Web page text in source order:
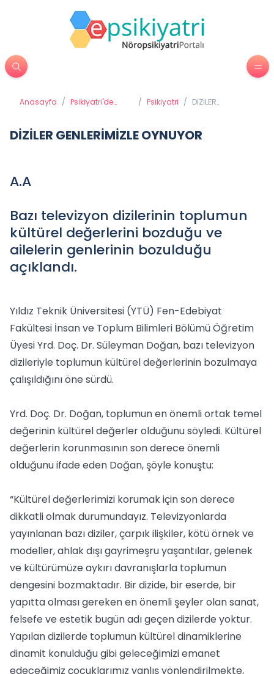
Anasayfa / Psikiyatri'de
/ Psikiyatri / DİZİLER
DİZİLER GENLERİMİZLE OYNUYOR
A.A
Bazı televizyon dizilerinin toplumun
kültürel değerlerini bozduğu ve
ailelerin genlerinin bozulduğu
açıklandı.
Yıldız Teknik Üniversitesi (YTÜ) Fen-Edebiyat
Fakültesi İnsan ve Toplum Bilimleri Bölümü Öğretim
Üyesi Yrd. Doç. Dr. Süleyman Doğan, bazı televizyon
dizileriyle toplumun kültürel değerlerinin bozulmaya
çalışıldığını öne sürdü.
Yrd. Doç. Dr. Doğan, toplumun en önemli ortak temel
değerinin kültürel değerler olduğunu söyledi. Kültürel
değerlerin korunmasının son derece önemli
olduğunu ifade eden Doğan, şöyle konuştu:
“Kültürel değerlerimizi korumak için son derece
dikkatli olmak durumundayız. Televizyonlarda
yayınlanan bazı diziler, çarpık ilişkiler, kötü örnek ve
modeller, ahlak dışı gayrimeşru yaşantılar, gelenek
ve kültürümüze aykırı davranışlarla toplumun
dengesini bozmaktadır. Bir dizide, bir eserde, bir
yapıtta olması gereken en önemli şeyler olan sanat,
felsefe ve estetik bugün adı geçen dizilerde yoktur.
Yapılan dizilerde toplumun kültürel dinamiklerine
dinamit konulduğu gibi geleceğimizi emanet
edeceğimiz çocuklarımız yanlış yönlendirilmekte,